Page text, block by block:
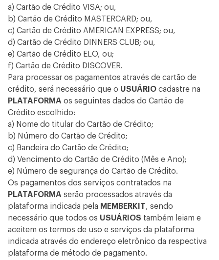
a) Cartão de Crédito VISA; ou,
b) Cartão de Crédito MASTERCARD; ou,
c) Cartão de Crédito AMERICAN EXPRESS; ou,
d) Cartão de Crédito DINNERS CLUB; ou,
e) Cartão de Crédito ELO, ou;
f) Cartão de Crédito DISCOVER.
Para processar os pagamentos através de cartão de
crédito, será necessário que o USUÁRIO cadastre na
PLATAFORMA os seguintes dados do Cartão de
Crédito escolhido:
a) Nome do titular do Cartão de Crédito;
b) Número do Cartão de Crédito;
c) Bandeira do Cartão de Crédito;
d) Vencimento do Cartão de Crédito (Mês e Ano);
e) Número de segurança do Cartão de Crédito.
Os pagamentos dos serviços contratados na
PLATAFORMA serão processados através da
plataforma indicada pela MEMBERKIT, sendo
necessário que todos os USUÁRIOS também leiam e
aceitem os termos de uso e serviços da plataforma
indicada através do endereço eletrônico da respectiva
plataforma de método de pagamento.